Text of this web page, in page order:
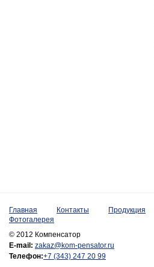
Главная Контакты Продукция
Фотогалерея
© 2012 Компенсатор
E-mail: zakaz@kom-pensator.ru
Телефон:+7 (343) 247 20 99